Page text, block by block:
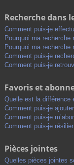
Recherche dans
Comment puis-je
Pourquoi ma
Pourquoi ma recherche
Comment puis-je
Comment puis-je
Favoris et
Quelle est la différence
Comment puis-je
Comment puis-je
Comment puis-je
Pièces jointes
Quelles pièces jointes